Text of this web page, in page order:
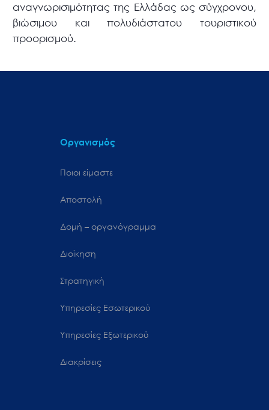
αναγνωρισιμότητας της Ελλάδας ως σύγχρονου,
βιώσιμου και πολυδιάστατου τουριστικού
προορισμού.
Οργανισμός
Ποιοι είμαστε
Αποστολή
Δομή – οργανόγραμμα
Διοίκηση
Στρατηγική
Υπηρεσίες Εσωτερικού
Υπηρεσίες Εξωτερικού
Διακρίσεις